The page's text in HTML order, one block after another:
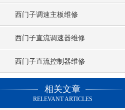
西门子调速主板维修
西门子直流调速器维修
西门子直流控制器维修
相关文章
RELEVANT ARTICLES